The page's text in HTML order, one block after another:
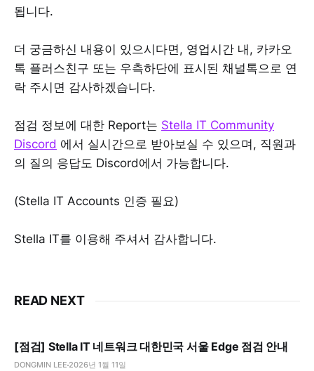
됩니다.
더 궁금하신 내용이 있으시다면, 영업시간 내, 카카오
톡 플러스친구 또는 우측하단에 표시된 채널톡으로 연
락 주시면 감사하겠습니다.
점검 정보에 대한 Report는 Stella IT Community
Discord 에서 실시간으로 받아보실 수 있으며, 직원과
의 질의 응답도 Discord에서 가능합니다.
(Stella IT Accounts 인증 필요)
Stella IT를 이용해 주셔서 감사합니다.
READ NEXT
[점검] Stella IT 네트워크 대한민국 서울 Edge 점검 안내
DONGMIN LEE 2026년 1월 11일